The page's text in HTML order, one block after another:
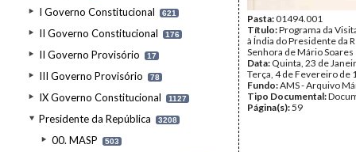
I Governo Constitucional 621
II Governo Constitucional 176
II Governo Provisório 17
III Governo Provisório 78
IX Governo Constitucional 1127
Presidente da República 3208
00. MASP 503
Pasta:01494.001
Título:Programa da
à Índia do Presidente da
Senhora de Mário Soares
Data: Quinta, 23 de
Terça, 4 de Fevereiro de
Fundo:AMS - Arquivo
Tipo Documental:
Página(s):59